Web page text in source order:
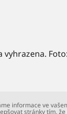
informace ve
stránky tím,